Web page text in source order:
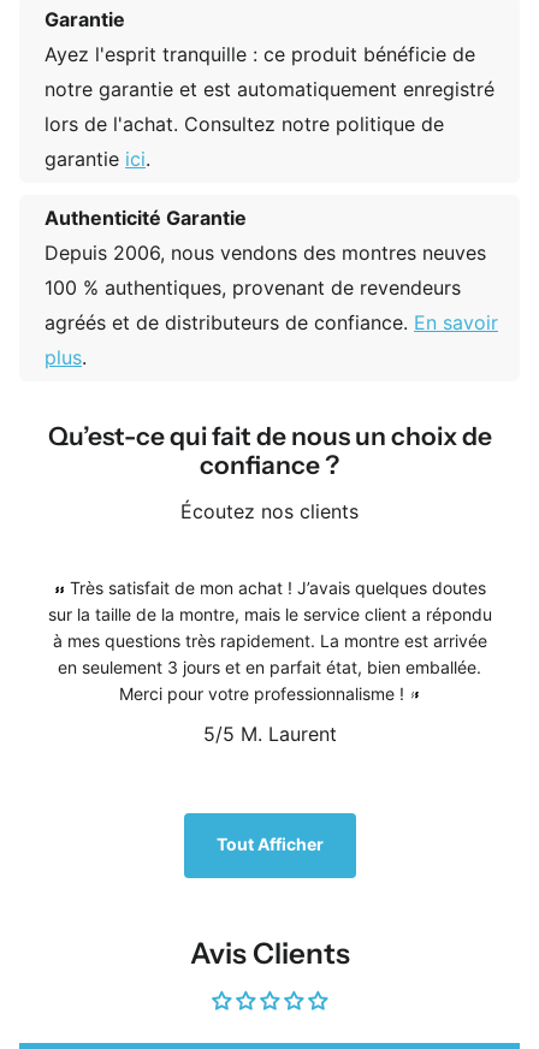
Garantie
Ayez l'esprit tranquille : ce produit bénéficie de
notre garantie et est automatiquement enregistré
lors de l'achat. Consultez notre politique de
garantie ici.
Authenticité Garantie
Depuis 2006, nous vendons des montres neuves
100 % authentiques, provenant de revendeurs
agréés et de distributeurs de confiance. En savoir
plus.
Qu’est-ce qui fait de nous un choix de
confiance ?
Écoutez nos clients
Très satisfait de mon achat ! J’avais quelques doutes
sur la taille de la montre, mais le service client a répondu
à mes questions très rapidement. La montre est arrivée
en seulement 3 jours et en parfait état, bien emballée.
Merci pour votre professionnalisme !
5/5 M. Laurent
Tout Afficher
Avis Clients